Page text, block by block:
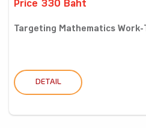
Price 330 Baht
Targeting Mathematics Work-
DETAIL